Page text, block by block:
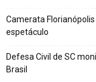
Camerata
espetáculo
Defesa Civil de SC
Brasil